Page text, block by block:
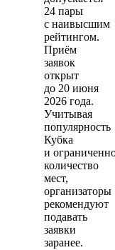
24 пары
с наивысшим
рейтингом.
Приём
заявок
открыт
до 20 июня
2026 года.
Учитывая
популярность
Кубка
и
количество
мест,
организаторы
рекомендуют
подавать
заявки
заранее.